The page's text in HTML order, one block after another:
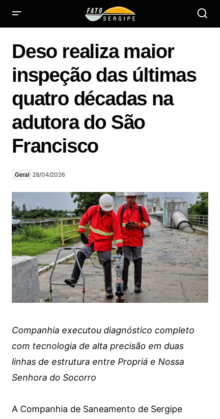
Deso realiza maior
inspeção das últimas
quatro décadas na
adutora do São
Francisco
Geral 28/04/2026
Companhia executou diagnóstico completo
com tecnologia de alta precisão em duas
linhas de estrutura entre Propriá e Nossa
Senhora do Socorro
A Companhia de Saneamento de Sergipe